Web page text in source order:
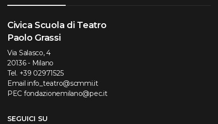
Civica Scuola di Teatro
Paolo Grassi
Via Salasco, 4
20136 - Milano
Tel. +39 02971525
Email info_teatro@scmmi.it
PEC fondazionemilano@pec.it
SEGUICI SU